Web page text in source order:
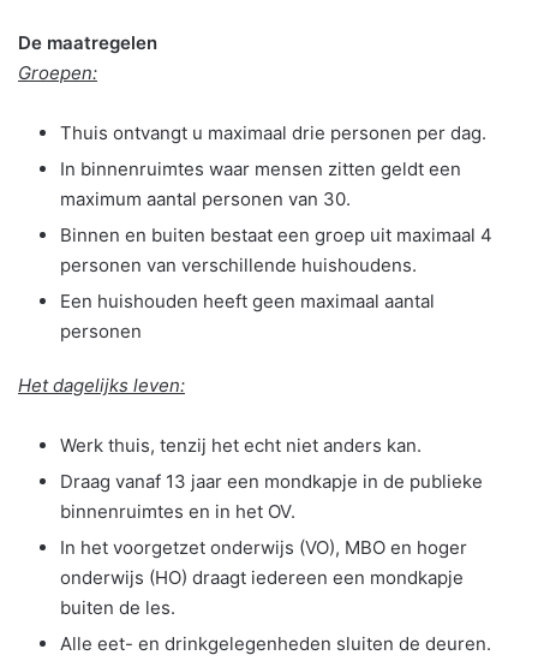
De maatregelen
Groepen:
Thuis ontvangt u maximaal drie personen per dag.
In binnenruimtes waar mensen zitten geldt een
maximum aantal personen van 30.
Binnen en buiten bestaat een groep uit maximaal 4
personen van verschillende huishoudens.
Een huishouden heeft geen maximaal aantal
personen
Het dagelijks leven:
Werk thuis, tenzij het echt niet anders kan.
Draag vanaf 13 jaar een mondkapje in de publieke
binnenruimtes en in het OV.
In het voorgetzet onderwijs (VO), MBO en hoger
onderwijs (HO) draagt iedereen een mondkapje
buiten de les.
Alle eet- en drinkgelegenheden sluiten de deuren.